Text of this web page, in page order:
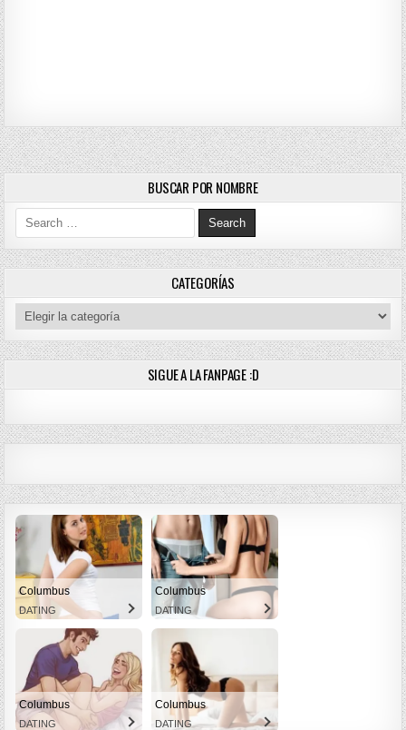
BUSCAR POR NOMBRE
Search for:
CATEGORÍAS
Categorías
SIGUE A LA FANPAGE :D
Columbus
DATING
Columbus
DATING
Columbus
DATING
Columbus
DATING